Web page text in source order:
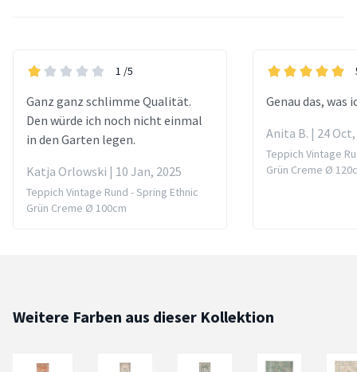
1 /5
Ganz ganz schlimme Qualität.
Den würde ich noch nicht einmal
in den Garten legen.
Katja Orlowski | 10 Jan, 2025
Teppich Vintage Rund - Spring Ethnic
Grün Creme Ø 100cm
Genau das, was
Anita B. | 24
Teppich Vintage
Grün Creme Ø
Weitere Farben aus dieser Kollektion